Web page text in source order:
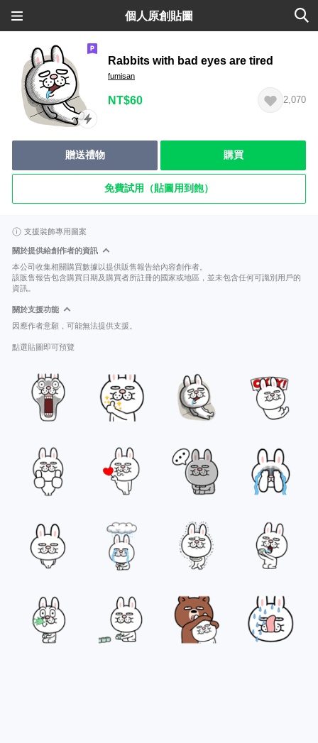
個人原創貼圖
Rabbits with bad eyes are tired
fumisan
NT$60 2,070
贈送禮物 購買
免費試用（貼圖用到飽）
支援裝飾專用圖案
關於提供給創作者的資訊
本公司收集相關購買數據以提供販售報告給內容創作者。
該販售報告包含購買日期及購買者所註冊的國家或地區，並未包含任何可識別用戶的
資訊。
關於支援功能
因應作者意願，可能無法提供支援。
點選貼圖即可預覽